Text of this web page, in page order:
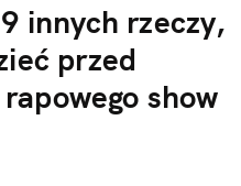
innych rzeczy,
przed
show